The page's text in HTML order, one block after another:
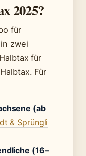
2025?
für
zwei
für
Für
(ab
& Sprüngli
(16–